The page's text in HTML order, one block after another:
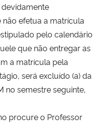
devidamente
não efetua a matrícula
pelo calendário
que não entregar as
a matrícula pela
será excluído (a) da
no semestre seguinte,
procure o Professor